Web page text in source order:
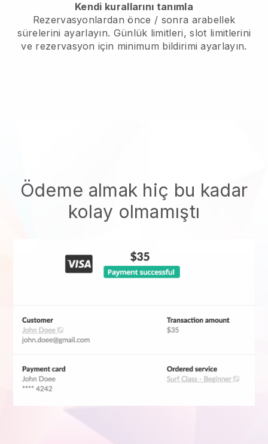
Kendi kurallarını tanımla
Rezervasyonlardan önce / sonra arabellek
sürelerini ayarlayın. Günlük limitleri, slot limitlerini
ve rezervasyon için minimum bildirimi ayarlayın.
Ödeme almak hiç bu kadar
kolay olmamıştı